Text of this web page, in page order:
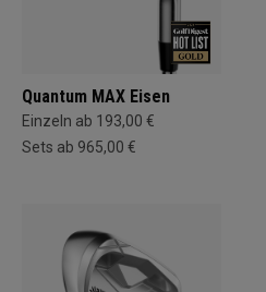
Quantum MAX Eisen
Einzeln ab 193,00 €
Sets ab 965,00 €